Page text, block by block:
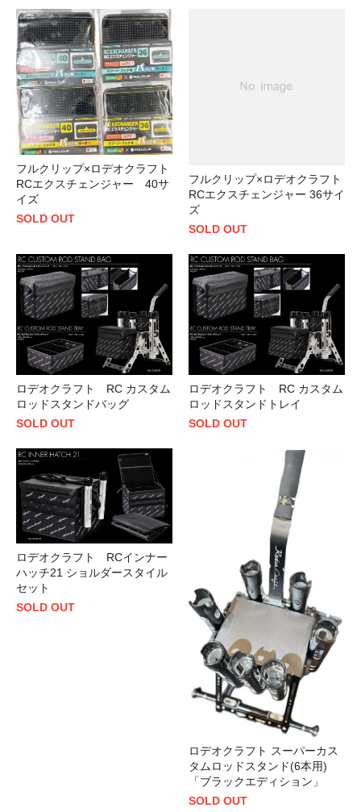
フルクリップ×ロデオクラフト
RCエクスチェンジャー 40サ
イズ
SOLD OUT
フルクリップ×ロデオクラフト
RCエクスチェンジャー 36サイ
ズ
SOLD OUT
ロデオクラフト RC カスタム
ロッドスタンドバッグ
SOLD OUT
ロデオクラフト RC カスタム
ロッドスタンドトレイ
SOLD OUT
ロデオクラフト RCインナー
ハッチ21 ショルダースタイル
セット
SOLD OUT
ロデオクラフト スーパーカス
タムロッドスタンド(6本用)
「ブラックエディション」
SOLD OUT